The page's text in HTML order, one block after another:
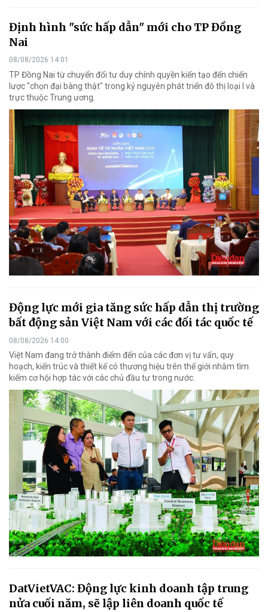
Định hình "sức hấp dẫn" mới cho TP Đồng
Nai
08/08/2026 14:01
TP Đồng Nai từ chuyển đổi tư duy chính quyền kiến tạo đến chiến
lược "chọn đại bàng thật" trong kỷ nguyên phát triển đô thị loại I và
trực thuộc Trung ương.
Động lực mới gia tăng sức hấp dẫn thị trường
bất động sản Việt Nam với các đối tác quốc tế
08/08/2026 14:00
Việt Nam đang trở thành điểm đến của các đơn vị tư vấn, quy
hoạch, kiến trúc và thiết kế có thương hiệu trên thế giới nhằm tìm
kiếm cơ hội hợp tác với các chủ đầu tư trong nước.
DatVietVAC: Động lực kinh doanh tập trung
nửa cuối năm, sẽ lập liên doanh quốc tế